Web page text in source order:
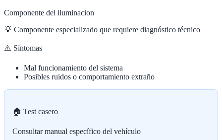
Componente del iluminacion
💡 Componente especializado que requiere diagnóstico técnico
⚠️ Síntomas
Mal funcionamiento del sistema
Posibles ruidos o comportamiento extraño
🏠 Test casero
Consultar manual específico del vehículo